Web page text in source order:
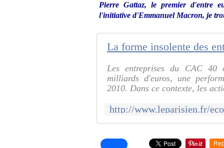
Pierre Gattaz, le premier d'entre
l'initiative d'Emmanuel Macron, je
La forme insolente des
Les entreprises du CAC 40
milliards d'euros, une
2010. Dans ce contexte, les